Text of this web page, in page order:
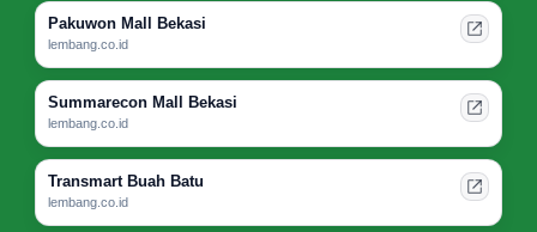
Pakuwon Mall Bekasi
lembang.co.id
Summarecon Mall Bekasi
lembang.co.id
Transmart Buah Batu
lembang.co.id